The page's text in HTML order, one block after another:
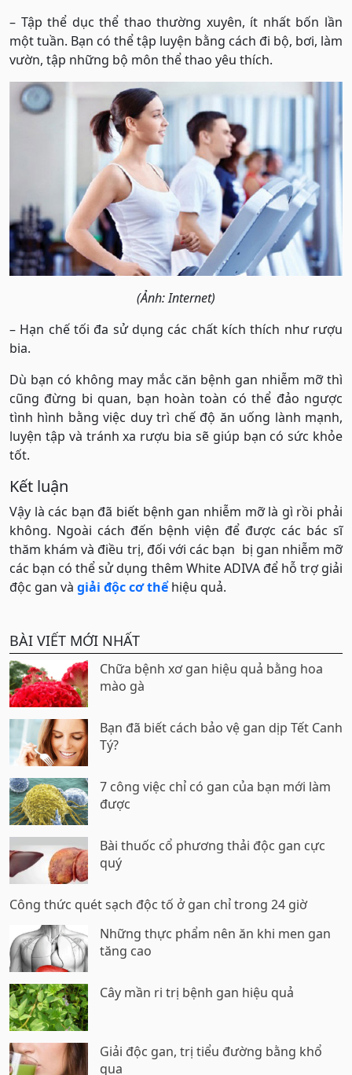
– Tập thể dục thể thao thường xuyên, ít nhất bốn lần
một tuần. Bạn có thể tập luyện bằng cách đi bộ, bơi, làm
vườn, tập những bộ môn thể thao yêu thích.
(Ảnh: Internet)
– Hạn chế tối đa sử dụng các chất kích thích như rượu
bia.
Dù bạn có không may mắc căn bệnh gan nhiễm mỡ thì
cũng đừng bi quan, bạn hoàn toàn có thể đảo ngược
tình hình bằng việc duy trì chế độ ăn uống lành mạnh,
luyện tập và tránh xa rượu bia sẽ giúp bạn có sức khỏe
tốt.
Kết luận
Vậy là các bạn đã biết bệnh gan nhiễm mỡ là gì rồi phải
không. Ngoài cách đến bệnh viện để được các bác sĩ
thăm khám và điều trị, đối với các bạn bị gan nhiễm mỡ
các bạn có thể sử dụng thêm White ADIVA để hỗ trợ giải
độc gan và giải độc cơ thểhiệu quả.
BÀI VIẾT MỚI NHẤT
Chữa bệnh xơ gan hiệu quả bằng hoa
mào gà
Bạn đã biết cách bảo vệ gan dịp Tết Canh
Tý?
7 công việc chỉ có gan của bạn mới làm
được
Bài thuốc cổ phương thải độc gan cực
quý
Công thức quét sạch độc tố ở gan chỉ trong 24 giờ
Những thực phẩm nên ăn khi men gan
tăng cao
Cây mần ri trị bệnh gan hiệu quả
Giải độc gan, trị tiểu đường bằng khổ
qua